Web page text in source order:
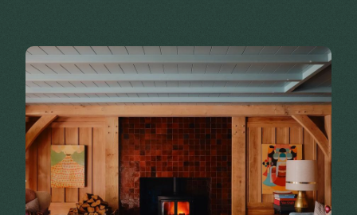
Une collection de
maisons rénovées
avec soin
KOSachète et réhabilite des maisons en